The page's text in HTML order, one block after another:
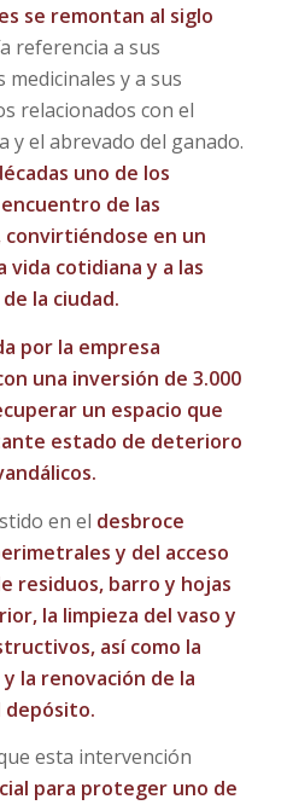
se remontan al siglo
referencia a sus
y a sus
relacionados con el
y el abrevado del ganado.
uno de los
de las
convirtiéndose en un
vida cotidiana y a las
la ciudad.
por la empresa
una inversión de 3.000
un espacio que
estado de deterioro
en el desbroce
y del acceso
residuos, barro y hojas
la limpieza del vaso y
así como la
la renovación de la
depósito.
esta intervención
para proteger uno de